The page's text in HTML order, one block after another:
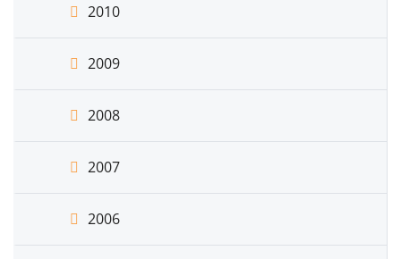
2010
2009
2008
2007
2006